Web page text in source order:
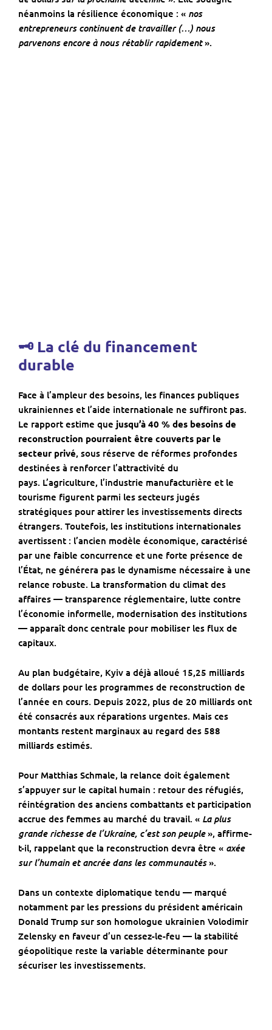
néanmoins la résilience économique : « nos
entrepreneurs continuent de travailler (…) nous
parvenons encore à nous rétablir rapidement».
🗝 La clé du financement
durable
Face à l’ampleur des besoins, les finances publiques
ukrainiennes et l’aide internationale ne suffiront pas.
Le rapport estime que jusqu’à 40 % des besoins de
reconstruction pourraient être couverts par le
secteur privé, sous réserve de réformes profondes
destinées à renforcer l’attractivité du
pays. L’agriculture, l’industrie manufacturière et le
tourisme figurent parmi les secteurs jugés
stratégiques pour attirer les investissements directs
étrangers. Toutefois, les institutions internationales
avertissent : l’ancien modèle économique, caractérisé
par une faible concurrence et une forte présence de
l’État, ne générera pas le dynamisme nécessaire à une
relance robuste. La transformation du climat des
affaires — transparence réglementaire, lutte contre
l’économie informelle, modernisation des institutions
— apparaît donc centrale pour mobiliser les flux de
capitaux.
Au plan budgétaire, Kyiv a déjà alloué 15,25 milliards
de dollars pour les programmes de reconstruction de
l’année en cours. Depuis 2022, plus de 20 milliards ont
été consacrés aux réparations urgentes. Mais ces
montants restent marginaux au regard des 588
milliards estimés.
Pour Matthias Schmale, la relance doit également
s’appuyer sur le capital humain : retour des réfugiés,
réintégration des anciens combattants et participation
accrue des femmes au marché du travail. « La plus
grande richesse de l’Ukraine, c’est son peuple», affirme-
t-il, rappelant que la reconstruction devra être « axée
sur l’humain et ancrée dans les communautés».
Dans un contexte diplomatique tendu — marqué
notamment par les pressions du président américain
Donald Trump sur son homologue ukrainien Volodimir
Zelensky en faveur d’un cessez-le-feu — la stabilité
géopolitique reste la variable déterminante pour
sécuriser les investissements.